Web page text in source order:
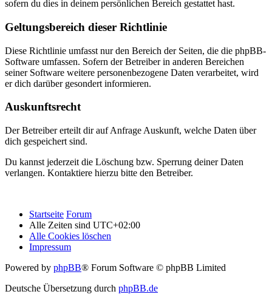
sofern du dies in deinem persönlichen Bereich gestattet hast.
Geltungsbereich dieser Richtlinie
Diese Richtlinie umfasst nur den Bereich der Seiten, die die phpBB-
Software umfassen. Sofern der Betreiber in anderen Bereichen
seiner Software weitere personenbezogene Daten verarbeitet, wird
er dich darüber gesondert informieren.
Auskunftsrecht
Der Betreiber erteilt dir auf Anfrage Auskunft, welche Daten über
dich gespeichert sind.
Du kannst jederzeit die Löschung bzw. Sperrung deiner Daten
verlangen. Kontaktiere hierzu bitte den Betreiber.
Startseite Forum
Alle Zeiten sind UTC+02:00
Alle Cookies löschen
Impressum
Powered by phpBB® Forum Software © phpBB Limited
Deutsche Übersetzung durch phpBB.de